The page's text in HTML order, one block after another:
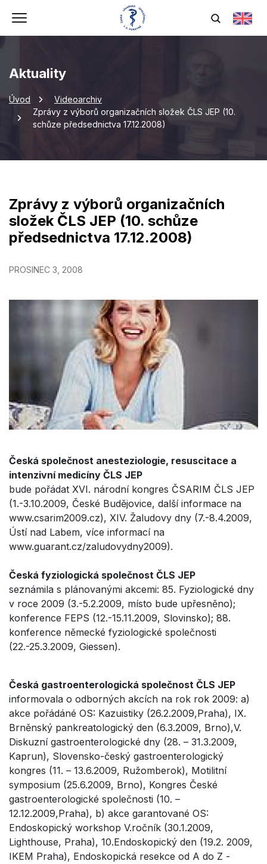
Aktuality
Úvod
Videoarchiv
Zprávy z výborů organizačních složek ČLS JEP (10.
schůze předsednictva 17.12.2008)
Zprávy z výborů organizačních
složek ČLS JEP (10. schůze
předsednictva 17.12.2008)
PROSINEC 3, 2008
Česká společnost anesteziologie, resuscitace a
intenzivní medicíny ČLS JEP
bude pořádat XVI. národní kongres ČSARIM ČLS JEP
(1.-3.10.2009, České Budějovice, další informace na
www.csarim2009.cz), XIV. Žaludovy dny (7.-8.4.2009,
Ústí nad Labem, více informací na
www.guarant.cz/zaludovydny2009).
Česká fyziologická společnost ČLS JEP
seznámila s plánovanými akcemi: 85. Fyziologické dny
v roce 2009 (3.-5.2.2009, místo bude upřesněno);
konference FEPS (12.-15.11.2009, Slovinsko); 88.
konference německé fyziologické společnosti
(22.-25.3.2009, Giessen).
Česká gastroenterologická společnost ČLS JEP
informovala o odborných akcích na rok rok 2009: a)
akce pořádáné OS: Kazuistiky (26.2.2009,Praha), IX.
Brněnský pankreatologický den (6.3.2009, Brno),V.
Diskuzní gastroenterologické dny (28. – 31.3.2009,
Kaprun), Slovensko-český gastroenterologický
kongres (11. – 13.6.2009, Ružomberok), Motilitní
symposium (25.6.2009, Brno), Kongres České
gastroenterologické společnosti (10. –
12.12.2009,Praha), b) akce garantované OS:
Endoskopický workshop V.ročník (30.1.2009,
Lighthouse, Praha), 10.Endoskopický den (19.2. 2009,
IKEM Praha), Endoskopická resekce od A do Z -